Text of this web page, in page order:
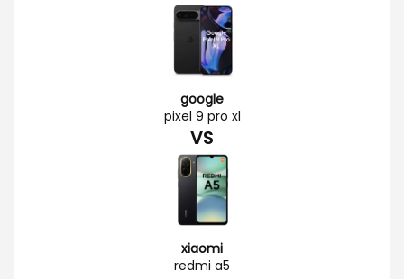
google
pixel 9 pro xl
VS
xiaomi
redmi a5